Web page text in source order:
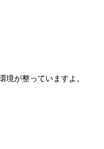
が整っていますよ。